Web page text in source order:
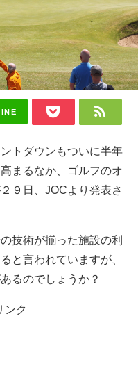
トダウンもついに半年
まるなか、ゴルフのオ
９日、JOCより発表さ
技術が揃った施設の利
と言われていますが、
るのでしょうか？
ンク